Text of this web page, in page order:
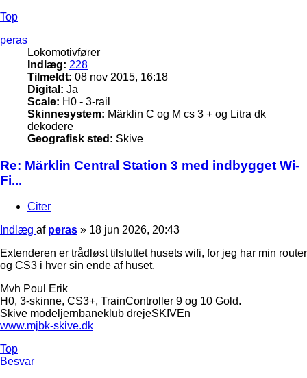
Top
peras
Lokomotivfører
Indlæg: 228
Tilmeldt: 08 nov 2015, 16:18
Digital: Ja
Scale: H0 - 3-rail
Skinnesystem: Märklin C og M cs 3 + og Litra dk
dekodere
Geografisk sted: Skive
Re: Märklin Central Station 3 med indbygget Wi-
Fi...
Citer
Indlæg af peras » 18 jun 2026, 20:43
Extenderen er trådløst tilsluttet husets wifi, for jeg har min router
og CS3 i hver sin ende af huset.
Mvh Poul Erik
H0, 3-skinne, CS3+, TrainController 9 og 10 Gold.
Skive modeljernbaneklub drejeSKIVEn
www.mjbk-skive.dk
Top
Besvar